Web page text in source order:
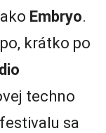
Embryo.
krátko po
techno
sa